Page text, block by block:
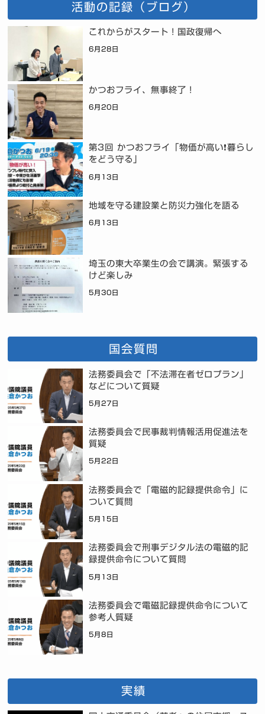
活動の記録（ブログ）
これからがスタート！国政復帰へ
6月28日
かつおフライ、無事終了！
6月20日
第3回 かつおフライ「物価が高い❗暮らし
をどう守る」
6月13日
地域を守る建設業と防災力強化を語る
6月13日
埼玉の東大卒業生の会で講演。緊張する
けど楽しみ
5月30日
国会質問
法務委員会で「不法滞在者ゼロプラン」
などについて質疑
5月27日
法務委員会で民事裁判情報活用促進法を
質疑
5月22日
法務委員会で「電磁的記録提供命令」に
ついて質問
5月15日
法務委員会で刑事デジタル法の電磁的記
録提供命令について質問
5月13日
法務委員会で電磁記録提供命令について
参考人質疑
5月8日
実績